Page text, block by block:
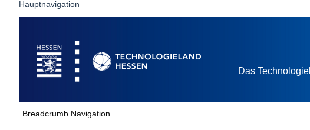
Hauptnavigation
Startseite
Das
Breadcrumb Navigation